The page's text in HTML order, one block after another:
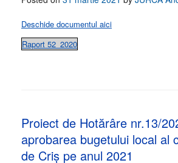
Deschide documentul aici
Raport 52_2020
Proiect de Hotărâre nr.13/
aprobarea bugetului local al
de Criş pe anul 2021